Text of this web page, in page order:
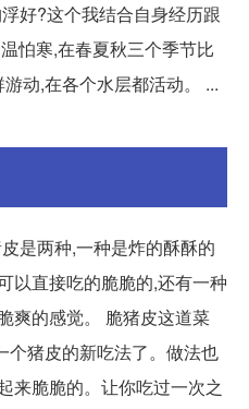
好?这个我结合自身经历跟
怕寒,在春夏秋三个季节比
动,在各个水层都活动。 ...
是两种,一种是炸的酥酥的
以直接吃的脆脆的,还有一种
爽的感觉。 脆猪皮这道菜
个猪皮的新吃法了。做法也
来脆脆的。让你吃过一次之